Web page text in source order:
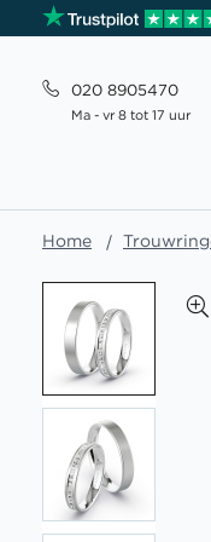
020 8905470
Ma - vr 8 tot 17 uur
Home
naar
het
einde
van
afbeeldingen-
gallerij